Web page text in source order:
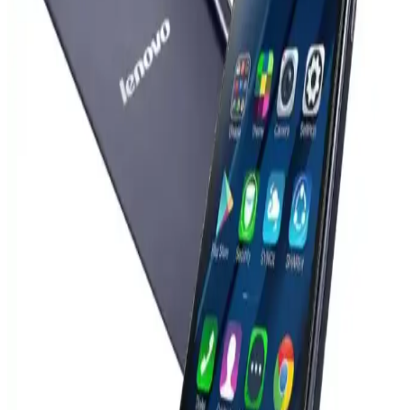
Vivo X300 Ultra ve Akıllı Telefon Kameralarının
Profesyonel Kameralarla Teknik Karşılaştırması
Vivo X300 Ultra'nın 400mm Zeiss lensi ve SmallRig iş birliğiyle
sunduğu yenilikler, akıllı telefon kameralarının profesyonel
ekipmanlarla karşılaştırılmasında önemli farkları ortaya koyuyor.
Lenovo Dizüstü Bilgisayar Şarj Cihazıyla iPhone
Şarj Etme: USB-C ve Power Delivery Uyumluluğu
Lenovo dizüstü bilgisayar şarj cihazları, USB-C ve Power Delivery
teknolojisi sayesinde iPhone gibi akıllı telefonları güvenli ve uyumlu
şekilde şarj edebiliyor. Bu teknoloji cihazların güç ihtiyacına göre
otomatik voltaj ve akım sağlar.
Redmi Note 10 Pro'nun Kamera Özellikleri ve
Teknik Detayları Hakkında Kapsamlı Bilgi
Redmi Note 10 Pro, 108 Megapiksel ana kamera ve çeşitli
sensörleriyle çok yönlü fotoğraf imkanı sunar. Geniş açı, makro ve
derinlik sensörleri sayesinde yüksek kaliteli ve detaylı fotoğraflar